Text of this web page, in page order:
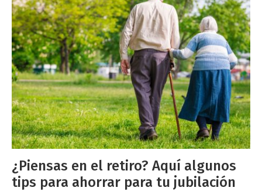
¿Piensas en el retiro? Aquí algunos
tips para ahorrar para tu jubilación